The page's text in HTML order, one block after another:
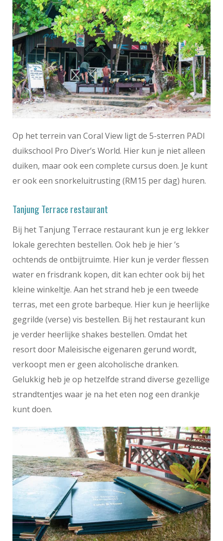
Op het terrein van Coral View ligt de 5-sterren PADI
duikschool Pro Diver’s World. Hier kun je niet alleen
duiken, maar ook een complete cursus doen. Je kunt
er ook een snorkeluitrusting (RM15 per dag) huren.
Tanjung Terrace restaurant
Bij het Tanjung Terrace restaurant kun je erg lekker
lokale gerechten bestellen. Ook heb je hier ’s
ochtends de ontbijtruimte. Hier kun je verder flessen
water en frisdrank kopen, dit kan echter ook bij het
kleine winkeltje. Aan het strand heb je een tweede
terras, met een grote barbeque. Hier kun je heerlijke
gegrilde (verse) vis bestellen. Bij het restaurant kun
je verder heerlijke shakes bestellen. Omdat het
resort door Maleisische eigenaren gerund wordt,
verkoopt men er geen alcoholische dranken.
Gelukkig heb je op hetzelfde strand diverse gezellige
strandtentjes waar je na het eten nog een drankje
kunt doen.